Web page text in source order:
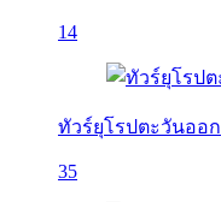
14
ทัวร์ยุโรปตะวันออก
35